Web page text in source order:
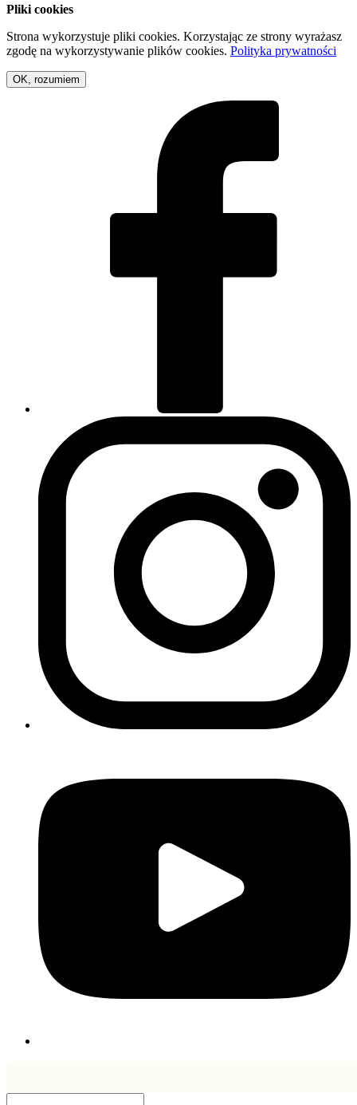
Pliki cookies
Strona wykorzystuje pliki cookies. Korzystając ze strony wyrażasz
zgodę na wykorzystywanie plików cookies. Polityka prywatności
OK, rozumiem